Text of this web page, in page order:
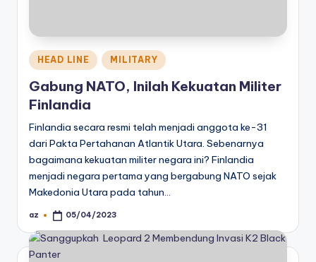
Posted
in
HEAD LINE MILITARY
Gabung NATO, Inilah Kekuatan Militer
Finlandia
Finlandia secara resmi telah menjadi anggota ke-31
dari Pakta Pertahanan Atlantik Utara. Sebenarnya
bagaimana kekuatan militer negara ini? Finlandia
menjadi negara pertama yang bergabung NATO sejak
Makedonia Utara pada tahun…
Posted
az 05/04/2023